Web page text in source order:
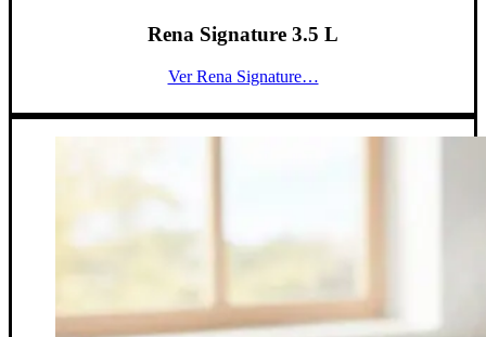
Rena Signature 3.5 L
Ver Rena Signature…